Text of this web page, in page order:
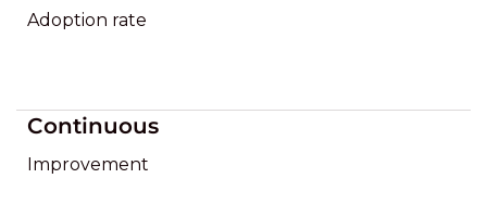
Adoption rate
Continuous
Improvement